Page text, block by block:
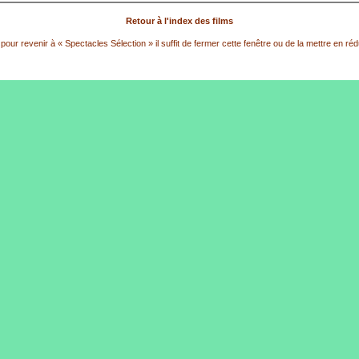
Retour à l'index des films
revenir à « Spectacles Sélection » il suffit de fermer cette fenêtre ou de la mettre en